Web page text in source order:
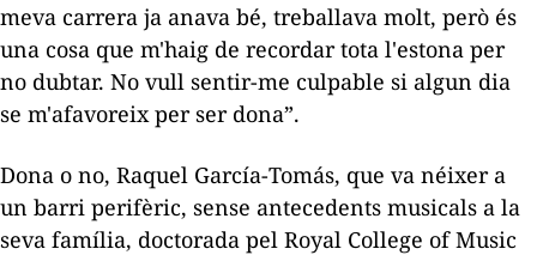
meva carrera ja anava bé, treballava molt, però és
una cosa que m'haig de recordar tota l'estona per
no dubtar. No vull sentir-me culpable si algun dia
se m'afavoreix per ser dona”.
Dona o no, Raquel García-Tomás, que va néixer a
un barri perifèric, sense antecedents musicals a la
seva família, doctorada pel Royal College of Music